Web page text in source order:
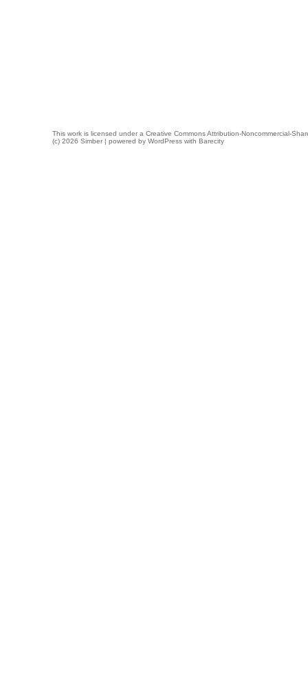
This work is licensed under a Creative Commons Attribution-Noncommercial-
(c) 2026 Simber | powered by WordPress with Barecity